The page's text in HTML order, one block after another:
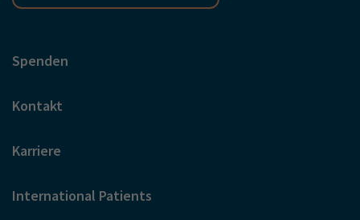
Spenden
Kontakt
Karriere
International Patients